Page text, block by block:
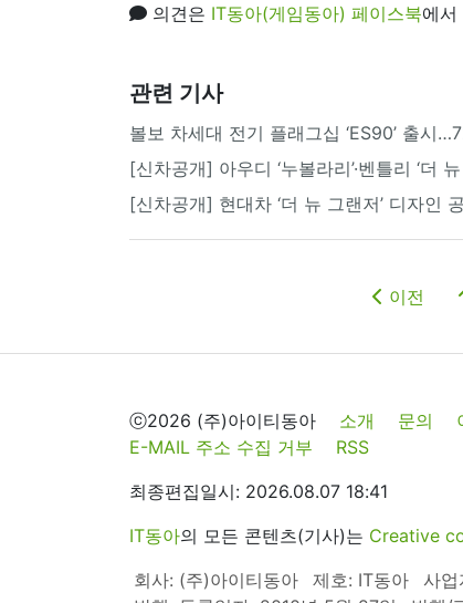
의견은 IT동아(게임동아) 페이스북에서
관련 기사
볼보 차세대 전기 플래그십 ‘ES90’ 출시
[신차공개] 아우디 ‘누볼라리’·벤틀리 ‘더
[신차공개] 현대차 ‘더 뉴 그랜저’ 디자인
이전
ⓒ2026 (주)아이티동아 소개 문의
E-MAIL 주소 수집 거부
RSS
최종편집일시: 2026.08.07 18:41
IT동아의 모든 콘텐츠(기사)는 Creative
회사: (주)아이티동아
제호: IT동아 사